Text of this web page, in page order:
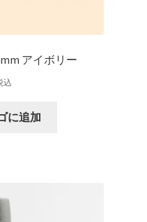
アイボリー
込
に追加